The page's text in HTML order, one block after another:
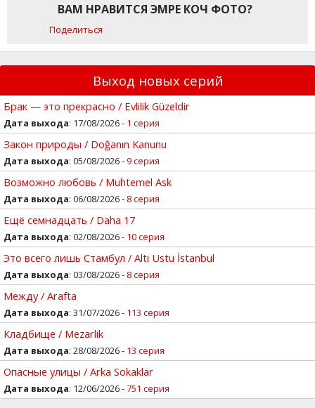
ВАМ НРАВИТСЯ ЭМРЕ КОЧ ФОТО?
Поделиться
Выход новых серий
Брак — это прекрасно / Evlilik Güzeldir
Дата выхода: 17/08/2026 - 1 серия
Закон природы / Doğanın Kanunu
Дата выхода: 05/08/2026 -9 серия
Возможно любовь / Muhtemel Ask
Дата выхода: 06/08/2026 - 8 серия
Ещё семнадцать / Daha 17
Дата выхода: 02/08/2026 - 10 серия
Это всего лишь Стамбул / Altı Ustu İstanbul
Дата выхода: 03/08/2026 - 8 серия
Между / Arafta
Дата выхода: 31/07/2026 - 113 серия
Кладбище / Mezarlik
Дата выхода: 28/08/2026 - 13 серия
Опасные улицы / Arka Sokaklar
Дата выхода: 12/06/2026 -751 серия